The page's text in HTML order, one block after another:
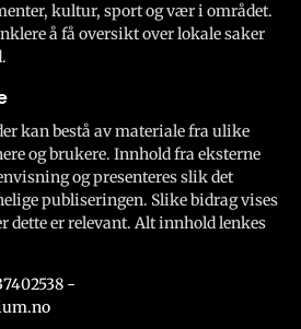
kultur, sport og vær i området.
å få oversikt over lokale saker
kan bestå av materiale fra ulike
og brukere. Innhold fra eksterne
og presenteres slik det
publiseringen. Slike bidrag vises
dette er relevant. Alt innhold lenkes
-